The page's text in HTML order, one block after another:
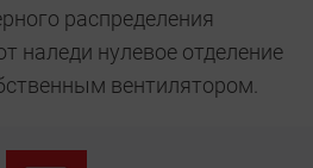
распределения
наледи нулевое отделение
вентилятором.